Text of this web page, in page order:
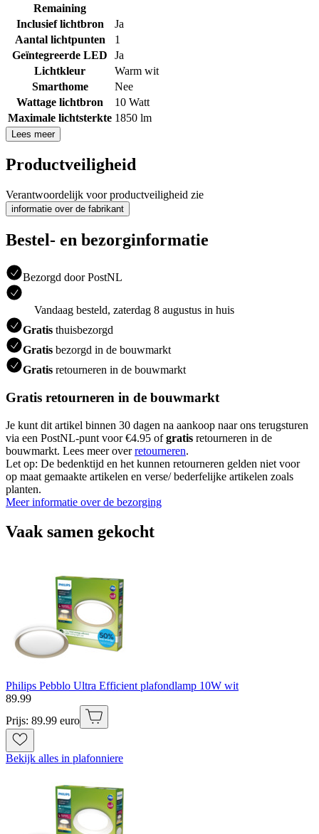
Remaining
Inclusief lichtbron
Ja
Aantal lichtpunten
1
Geïntegreerde LED
Ja
Lichtkleur
Warm wit
Smarthome
Nee
Wattage lichtbron
10 Watt
Maximale lichtsterkte 1850 lm
Lees meer
Productveiligheid
Verantwoordelijk voor productveiligheid zie
informatie over de fabrikant
Bestel- en bezorginformatie
Bezorgd door PostNL
Vandaag besteld, zaterdag 8 augustus in huis
Gratis thuisbezorgd
Gratis bezorgd in de bouwmarkt
Gratis retourneren in de bouwmarkt
Gratis retourneren in de bouwmarkt
Je kunt dit artikel binnen 30 dagen na aankoop naar ons terugsturen
via een PostNL-punt voor €4.95 ofgratis retourneren in de
bouwmarkt. Lees meer overretourneren.
Let op: De bedenktijd en het kunnen retourneren gelden niet voor
op maat gemaakte artikelen en verse/ bederfelijke artikelen zoals
planten.
Meer informatie over de bezorging
Vaak samen gekocht
Philips Pebblo Ultra Efficient plafondlamp 10W wit
89.99
Prijs: 89.99 euro
Bekijk alles in plafonniere